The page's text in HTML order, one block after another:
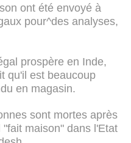
ont été envoyé à
pour^des analyses,
prospère en Inde,
qu'il est beaucoup
en magasin.
sont mortes après
maison" dans l'Etat